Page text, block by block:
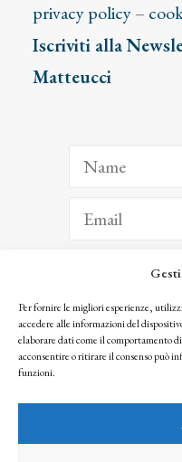
Per fornire le migliori esperienze,
accedere alle informazioni del
elaborare dati come il comportamento
acconsentire o ritirare il consenso può
funzioni.
privacy policy–
Iscriviti alla
Matteucci
Facendo clic per iscriverti,
seguendo la nostra Privacy Policy
© 2025 Istituto Matteucci. All right
l’autorizzazione scritta dei proprietari